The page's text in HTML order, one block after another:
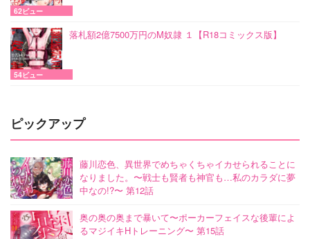
62ビュー
落札額2億7500万円のM奴隷 １【R18コミックス版】
54ビュー
ピックアップ
藤川恋色、異世界でめちゃくちゃイカせられることに
なりました。〜戦士も賢者も神官も…私のカラダに夢
中なの!?〜 第12話
奥の奥の奥まで暴いて〜ポーカーフェイスな後輩によ
るマジイキHトレーニング〜 第15話